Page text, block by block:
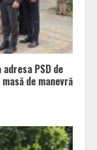
PSD de
de manevră